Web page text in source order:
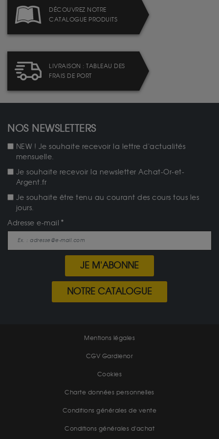
DÉCOUVREZ NOTRE
CATALOGUE PRODUITS
LIVRAISON : TABLEAU DES
FRAIS DE PORT
NOS NEWSLETTERS
NEW ! Je souhaite recevoir la lettre d'actualités
mensuelle.
Je souhaite recevoir la newsletter Achat-Or-et-
Argent.fr
Je souhaite être tenu au courant des cours tous les
jours.
Adresse e-mail
JE M'ABONNE
NOTRE CATALOGUE
Mentions légales
CGV Gardienor
Cookies
Charte données personnelles
Conditions générales de vente
Conditions générales d'achat